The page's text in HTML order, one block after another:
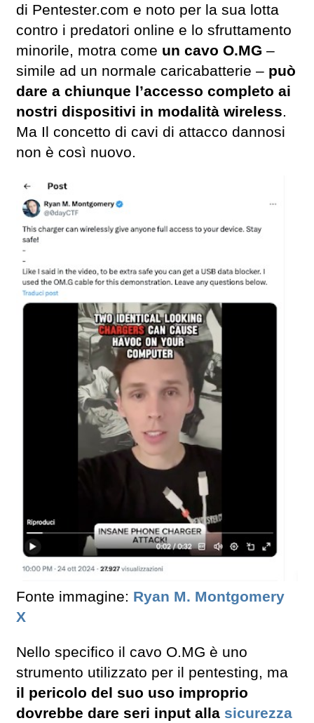
di Pentester.com e noto per la sua lotta
contro i predatori online e lo sfruttamento
minorile, motra come un cavo O.MG –
simile ad un normale caricabatterie – può
dare a chiunque l’accesso completo ai
nostri dispositivi in modalità wireless.
Ma Il concetto di cavi di attacco dannosi
non è così nuovo.
Fonte immagine: Ryan M. Montgomery
X
Nello specifico il cavo O.MG è uno
strumento utilizzato per il pentesting, ma
il pericolo del suo uso improprio
dovrebbe dare seri input alla sicurezza